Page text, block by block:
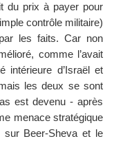
du prix à payer pour
contrôle militaire)
les faits. Car non
comme l’avait
intérieure d’Israël et
les deux se sont
est devenu - après
menace stratégique
Beer-Sheva et le